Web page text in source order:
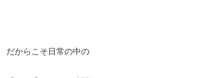
だからこそ日常の中の